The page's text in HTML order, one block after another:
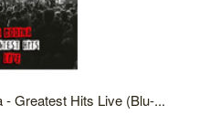
- Greatest Hits Live (Blu-...